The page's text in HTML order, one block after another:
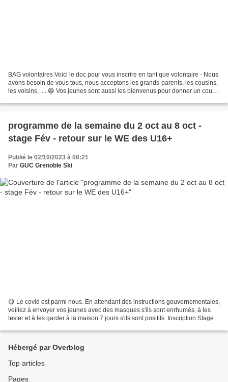
BAG volontaires Voici le doc pour vous inscrire en tant que volontaire - Nous
avons besoin de vous tous, nous acceptons les grands-parents, les cousins,
les voisins, .... 😁 Vos jeunes sont aussi les bienvenus pour donner un coup
programme de la semaine du 2 oct au 8 oct -
stage Fév - retour sur le WE des U16+
Publié le 02/10/2023 à 08:21
Par GUC Grenoble Ski
😷 Le covid est parmi nous. En attendant des instructions gouvernementales,
veillez à envoyer vos jeunes avec des masques s'ils sont enrhumés, à les
tester et à les garder à la maison 7 jours s'ils sont positifs. Inscription Stage
Hébergé par Overblog
Top articles
Pages